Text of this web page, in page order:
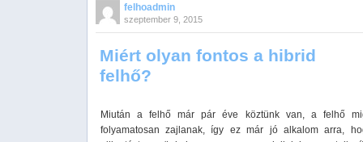
felhoadmin
szeptember 9, 2015
Miért olyan fontos a hibrid
felhő?
Miután a felhő már pár éve köztünk van, a felhő
folyamatosan zajlanak, így ez már jó alkalom arra,